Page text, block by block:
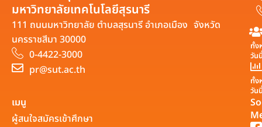
มหาวิทยาลัยเทคโนโลยีสุรนารี
111 ถนนมหาวิทยาลัย ตำบลสุรนารี อำเภอเมือง จังหวัด
นครราชสีมา 30000
0-4422-3000
pr@sut.ac.th
ทั้ง
วัน
ทั้ง
วัน
เมนู
ผู้สนใจสมัครเข้าศึกษา